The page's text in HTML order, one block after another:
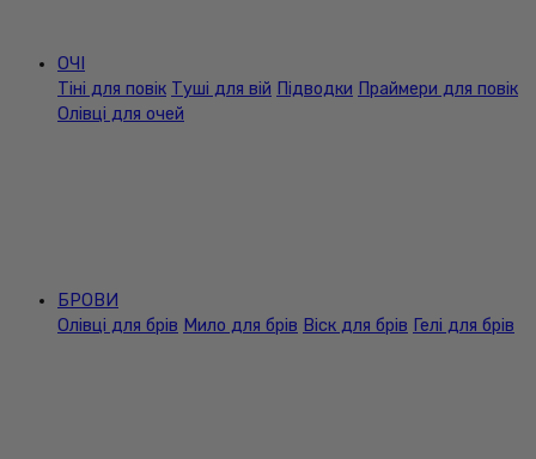
ОЧІ
Тіні для повік Туші для вій Підводки Праймери для повік
Олівці для очей
БРОВИ
Олівці для брів Мило для брів Віск для брів Гелі для брів